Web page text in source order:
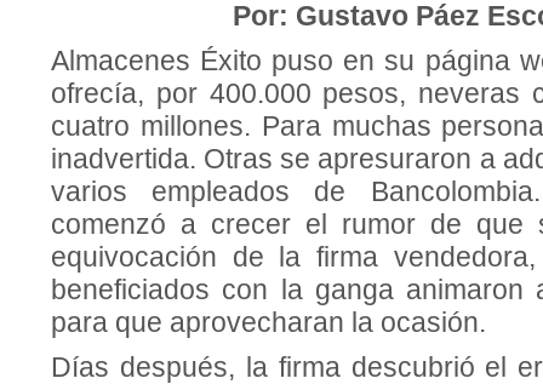
Por: Gustavo Páez
Almacenes Éxito puso en su página
ofrecía, por 400.000 pesos, neveras
cuatro millones. Para muchas
inadvertida. Otras se apresuraron a
varios empleados de
comenzó a crecer el rumor de que
equivocación de la firma
beneficiados con la ganga animaron
para que aprovecharan la ocasión.
Días después, la firma descubrió el